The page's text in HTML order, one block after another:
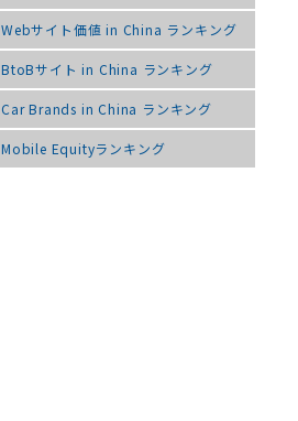
Webサイト価値 in China ランキング
BtoBサイト in China ランキング
Car Brands in China ランキング
Mobile Equityランキング